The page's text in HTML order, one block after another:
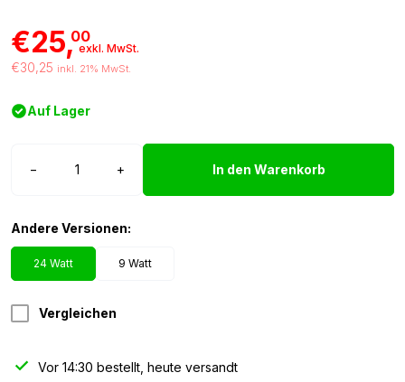
€25,00
exkl. MwSt.
€30,25 inkl. 21% MwSt.
Auf Lager
−
LED
+ In den Warenkorb
Andere Versionen:
24 Watt 9 Watt
Vergleichen
Vor 14:30 bestellt, heute versandt